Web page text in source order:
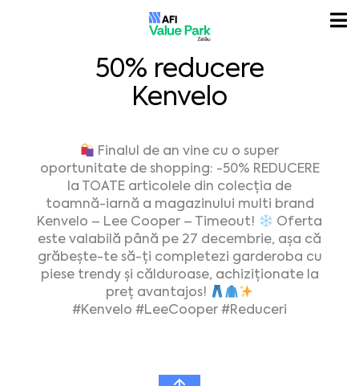
50% reducere
Kenvelo
Finalul de an vine cu o super
oportunitate de shopping: -50% REDUCERE
la TOATE articolele din colecția de
toamnă-iarnă a magazinului multi brand
Kenvelo – Lee Cooper – Timeout!
Oferta
este valabilă până pe 27 decembrie, așa că
grăbește-te să-ți completezi garderoba cu
piese trendy și călduroase, achiziționate la
preț avantajos!
#Kenvelo #LeeCooper #Reduceri